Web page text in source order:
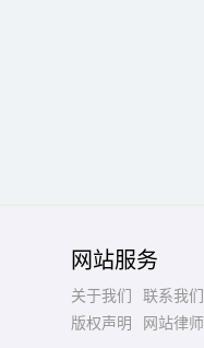
网站服务
关于我们 联系我们
版权声明
网站律师